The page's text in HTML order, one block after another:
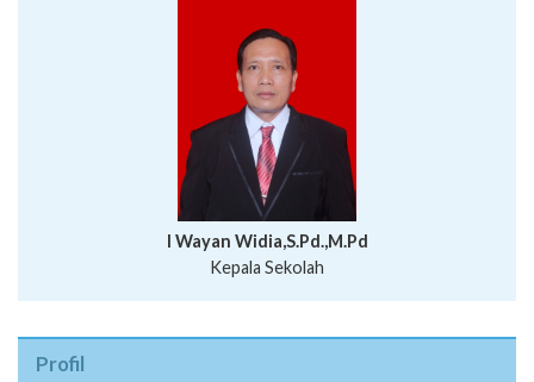
I Wayan Widia,S.Pd.,M.Pd
Kepala Sekolah
Profil